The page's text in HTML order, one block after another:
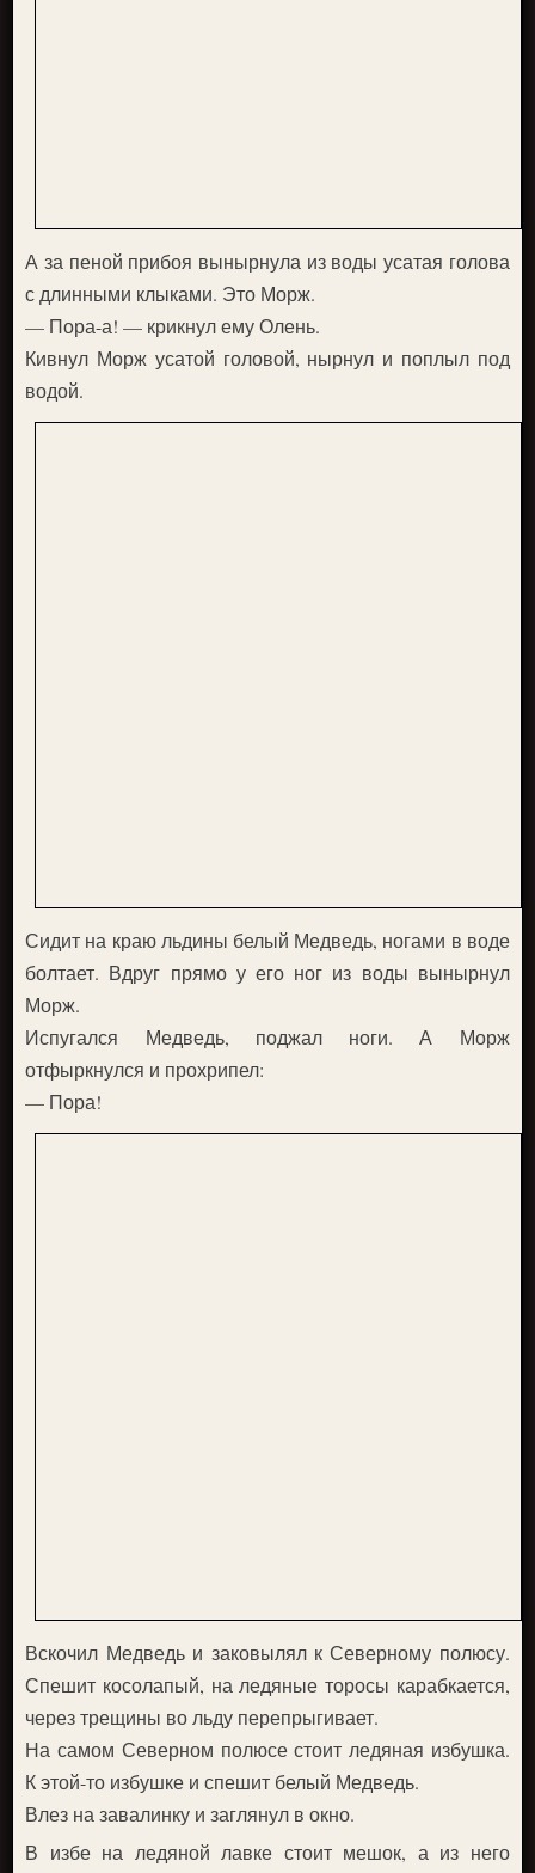
А за пеной прибоя вынырнула из воды усатая голова
с длинными клыками. Это Морж.
— Пора-а! — крикнул ему Олень.
Кивнул Морж усатой головой, нырнул и поплыл под
водой.
Сидит на краю льдины белый Медведь, ногами в воде
болтает. Вдруг прямо у его ног из воды вынырнул
Морж.
Испугался Медведь, поджал ноги. А Морж
отфыркнулся и прохрипел:
— Пора!
Вскочил Медведь и заковылял к Северному полюсу.
Спешит косолапый, на ледяные торосы карабкается,
через трещины во льду перепрыгивает.
На самом Северном полюсе стоит ледяная избушка.
К этой-то избушке и спешит белый Медведь.
Влез на завалинку и заглянул в окно.
В избе на ледяной лавке стоит мешок, а из него